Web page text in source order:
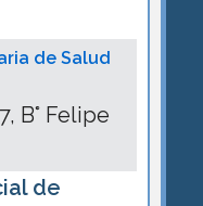
de Salud
B° Felipe
de